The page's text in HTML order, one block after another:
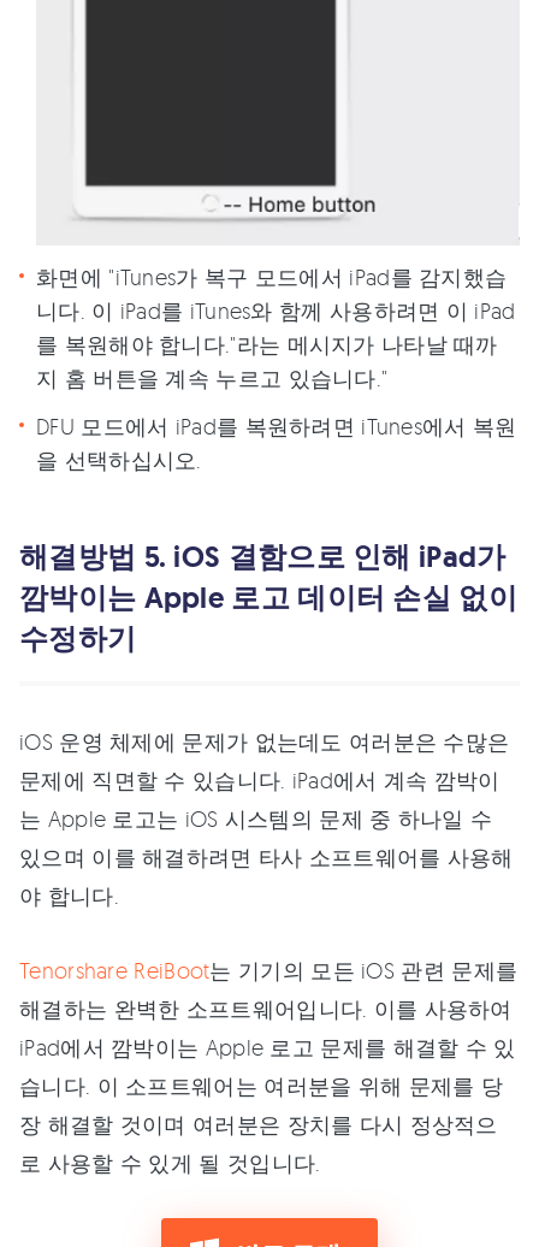
화면에 "iTunes가 복구 모드에서 iPad를 감지했습
니다. 이 iPad를 iTunes와 함께 사용하려면 이 iPad
를 복원해야 합니다."라는 메시지가 나타날 때까
지 홈 버튼을 계속 누르고 있습니다."
DFU 모드에서 iPad를 복원하려면 iTunes에서 복원
을 선택하십시오.
해결방법 5. iOS 결함으로 인해 iPad가
깜박이는 Apple 로고 데이터 손실 없이
수정하기
iOS 운영 체제에 문제가 없는데도 여러분은 수많은
문제에 직면할 수 있습니다. iPad에서 계속 깜박이
는 Apple 로고는 iOS 시스템의 문제 중 하나일 수
있으며 이를 해결하려면 타사 소프트웨어를 사용해
야 합니다.
Tenorshare ReiBoot는 기기의 모든 iOS 관련 문제를
해결하는 완벽한 소프트웨어입니다. 이를 사용하여
iPad에서 깜박이는 Apple 로고 문제를 해결할 수 있
습니다. 이 소프트웨어는 여러분을 위해 문제를 당
장 해결할 것이며 여러분은 장치를 다시 정상적으
로 사용할 수 있게 될 것입니다.